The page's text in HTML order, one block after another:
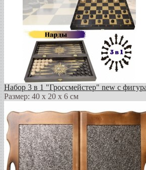
Набор 3 в 1 "Гроссмейстер" new с
Размер: 40 х 20 х 6 см